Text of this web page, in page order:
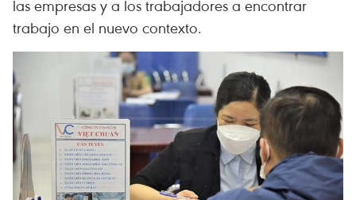
las empresas y a los trabajadores a encontrar
trabajo en el nuevo contexto.